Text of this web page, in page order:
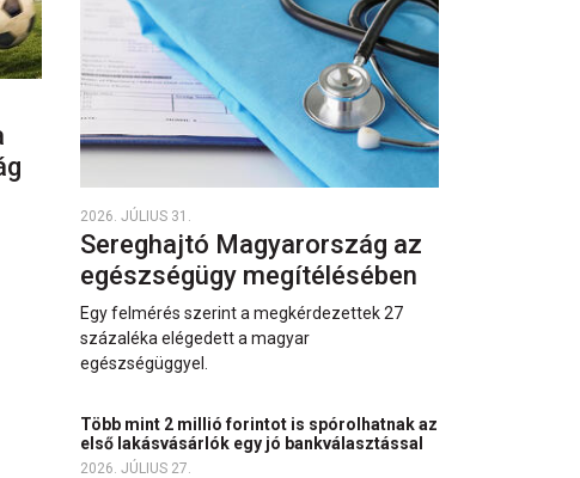
2026. JÚLIUS 31.
Sereghajtó Magyarország az
egészségügy megítélésében
Egy felmérés szerint a megkérdezettek 27
százaléka elégedett a magyar
egészségüggyel.
Több mint 2 millió forintot is spórolhatnak az
első lakásvásárlók egy jó bankválasztással
2026. JÚLIUS 27.